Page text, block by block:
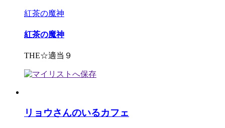
紅茶の魔神
紅茶の魔神
THE☆適当９
リョウさんのいるカフェ